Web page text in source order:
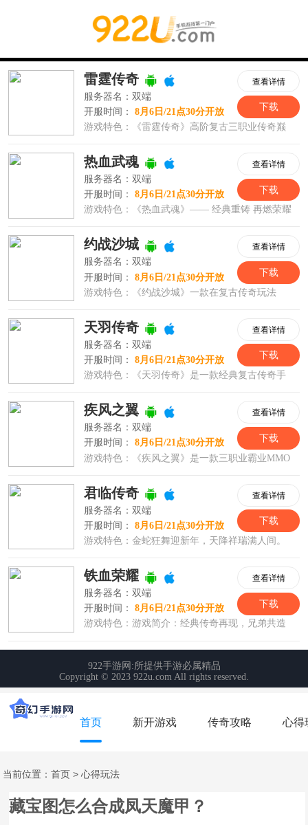
首页 新开游戏 传奇攻略 心得
当前位置：首页 >心得玩法
藏宝图怎么合成凤天魔甲？